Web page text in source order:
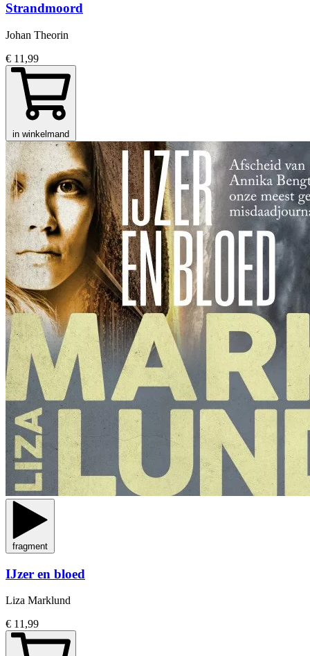
Strandmoord
Johan Theorin
€ 11,99
in winkelmand
fragment
IJzer en bloed
Liza Marklund
€ 11,99